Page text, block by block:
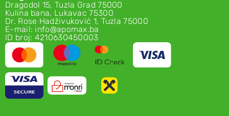
Dragodol 15, Tuzla Grad 75000
Kulina bana, Lukavac 75300
Dr. Rose Hadživuković 1, Tuzla 75000
E-mail: info@apomax.ba
ID broj: 4210630450003